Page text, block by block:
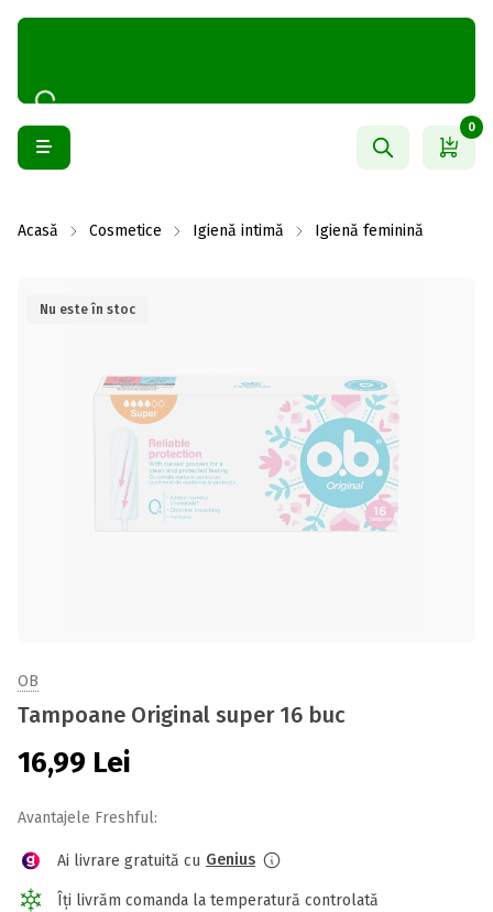
0
Acasă Cosmetice Igienă intimă Igienă feminină
Nu este în stoc
OB
Tampoane Original super 16 buc
16,99 Lei
Avantajele Freshful:
Ai livrare gratuită cu Genius
Îți livrăm comanda la temperatură controlată